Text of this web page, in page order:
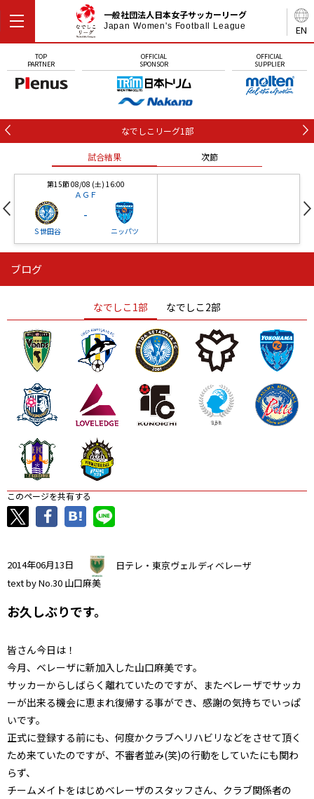
EN
一般社団法人日本女子サッカーリーグ
Japan Women's Football League
TOP
PARTNER
OFFICIAL
SPONSOR
OFFICIAL
SUPPLIER
なでしこリーグ1部
試合結果 次節
第15節 08/08 (土) 16:00
ＡＧＦ
Ｓ世田谷
-
ニッパツ
ニッパツ
ニッパツ 名古屋
石人の星
静岡 愛媛Ｌ
ブログ
なでしこ1部 なでしこ2部
このページを共有する
2014年06月13日
日テレ・東京ヴェルディベレーザ
text by No.30 山口麻美
お久しぶりです。
皆さん今日は！
今月、ベレーザに新加入した山口麻美です。
サッカーからしばらく離れていたのですが、またベレーザでサッカ
ーが出来る機会に恵まれ復帰する事ができ、感謝の気持ちでいっぱ
いです。
正式に登録する前にも、何度かクラブへリハビリなどをさせて頂く
ため来ていたのですが、不審者並み(笑)の行動をしていたにも関わ
らず、
チームメイトをはじめベレーザのスタッフさん、クラブ関係者の